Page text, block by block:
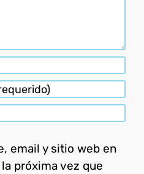
email y sitio web en
próxima vez que